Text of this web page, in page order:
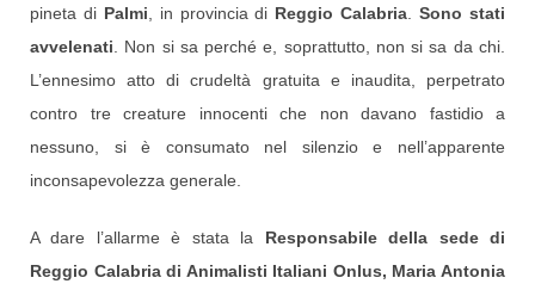
pineta di Palmi , in provincia di Reggio Calabria .Sono stati
avvelenati . Non si sa perché e, soprattutto, non si sa da chi.
L’ennesimo atto di crudeltà gratuita e inaudita, perpetrato
contro tre creature innocenti che non davano fastidio a
nessuno, si è consumato nel silenzio e nell’apparente
inconsapevolezza generale.
A dare l’allarme è stata la Responsabile della sede di
Reggio Calabria di Animalisti Italiani Onlus, Maria Antonia